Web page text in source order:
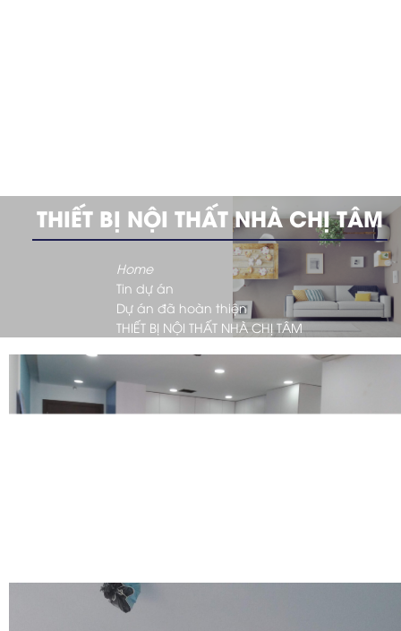
THIẾT BỊ NỘI THẤT NHÀ CHỊ TÂM
Home
Tin dự án
Dự án đã hoàn thiện
THIẾT BỊ NỘI THẤT NHÀ CHỊ TÂM